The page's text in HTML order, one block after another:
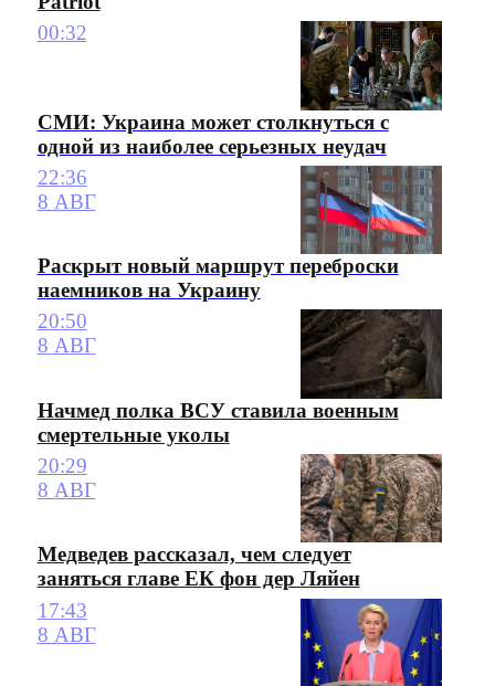
00:32
СМИ: Украина может столкнуться с
одной из наиболее серьезных неудач
22:36
8 АВГ
Раскрыт новый маршрут переброски
наемников на Украину
20:50
8 АВГ
Начмед полка ВСУ ставила военным
смертельные уколы
20:29
8 АВГ
Медведев рассказал, чем следует
заняться главе ЕК фон дер Ляйен
17:43
8 АВГ